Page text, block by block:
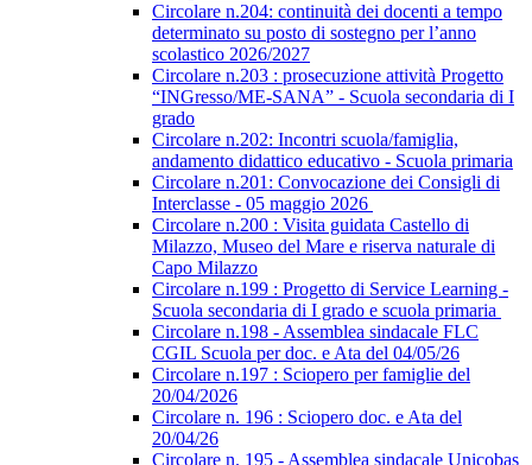
Circolare n.204: continuità dei docenti a tempo
determinato su posto di sostegno per l’anno
scolastico 2026/2027
Circolare n.203 : prosecuzione attività Progetto
“INGresso/ME-SANA” - Scuola secondaria di I
grado
Circolare n.202: Incontri scuola/famiglia,
andamento didattico educativo - Scuola primaria
Circolare n.201: Convocazione dei Consigli di
Interclasse - 05 maggio 2026
Circolare n.200 : Visita guidata Castello di
Milazzo, Museo del Mare e riserva naturale di
Capo Milazzo
Circolare n.199 : Progetto di Service Learning -
Scuola secondaria di I grado e scuola primaria
Circolare n.198 - Assemblea sindacale FLC
CGIL Scuola per doc. e Ata del 04/05/26
Circolare n.197 : Sciopero per famiglie del
20/04/2026
Circolare n. 196 : Sciopero doc. e Ata del
20/04/26
Circolare n. 195 - Assemblea sindacale Unicobas